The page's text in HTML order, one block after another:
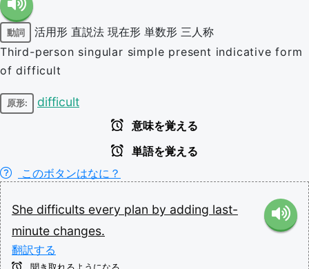
動詞 活用形 直説法 現在形 単数形 三人称
Third-person singular simple present indicative form
of difficult
原形: difficult
意味を覚える
単語を覚える
このボタンはなに？
She difficults every plan by adding last-
minute changes.
翻訳する
聞き取れるようになる